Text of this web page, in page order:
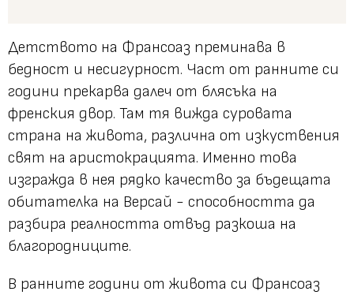
Детството на Франсоаз преминава в
бедност и несигурност. Част от ранните си
години прекарва далеч от блясъка на
френския двор. Там тя вижда суровата
страна на живота, различна от изкуствения
свят на аристокрацията. Именно това
изгражда в нея рядко качество за бъдещата
обитателка на Версай - способността да
разбира реалността отвъд разкоша на
благородниците.
В ранните години от живота си Франсоаз